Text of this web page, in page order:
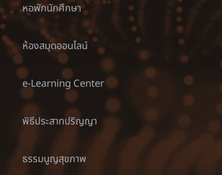
หอพักนักศึกษา
ห้องสมุดออนไลน์
e-Learning Center
พิธีประสาทปริญญา
ธรรมนูญสุขภาพ